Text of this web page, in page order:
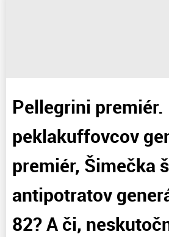
Pellegrini
peklakuffovcov
premiér, Šimečka
antipotratov
82? A či,